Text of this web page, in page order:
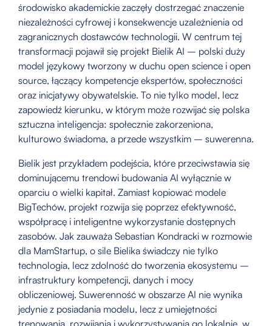
środowisko akademickie zaczęły dostrzegać znaczenie
niezależności cyfrowej i konsekwencje uzależnienia od
zagranicznych dostawców technologii. W centrum tej
transformacji pojawił się projekt Bielik AI – polski duży
model językowy tworzony w duchu open science i open
source, łączący kompetencje ekspertów, społeczności
oraz inicjatywy obywatelskie. To nie tylko model, lecz
zapowiedź kierunku, w którym może rozwijać się polska
sztuczna inteligencja: społecznie zakorzeniona,
kulturowo świadoma, a przede wszystkim – suwerenna.
Bielik jest przykładem podejścia, które przeciwstawia się
dominującemu trendowi budowania AI wyłącznie w
oparciu o wielki kapitał. Zamiast kopiować modele
BigTechów, projekt rozwija się poprzez efektywność,
współpracę i inteligentne wykorzystanie dostępnych
zasobów. Jak zauważa Sebastian Kondracki w rozmowie
dla MamStartup, o sile Bielika świadczy nie tylko
technologia, lecz zdolność do tworzenia ekosystemu –
infrastruktury kompetencji, danych i mocy
obliczeniowej. Suwerenność w obszarze AI nie wynika
jedynie z posiadania modelu, lecz z umiejętności
trenowania, rozwijania i wykorzystywania go lokalnie, w